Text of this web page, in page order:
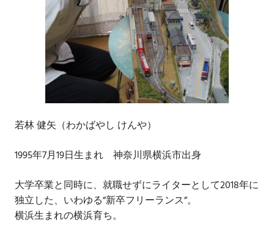
若林 健矢（わかばやし けんや）
1995年7月19日生まれ 神奈川県横浜市出身
大学卒業と同時に、就職せずにライターとして2018年に
独立した、いわゆる”新卒フリーランス”。
横浜生まれの横浜育ち。